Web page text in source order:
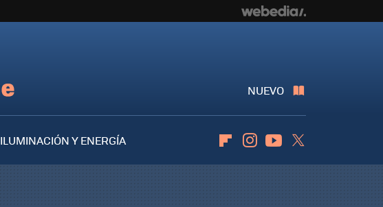
NUEVO
ILUMINACIÓN Y ENERGÍA
FlipboardInstagramYoutube